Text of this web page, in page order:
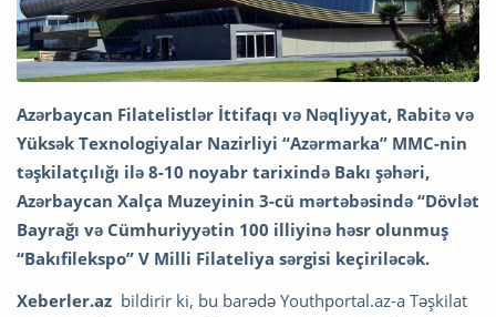
Azərbaycan Filatelistlər İttifaqı və Nəqliyyat, Rabitə və
Yüksək Texnologiyalar Nazirliyi “Azərmarka” MMC-nin
təşkilatçılığı ilə 8-10 noyabr tarixində Bakı şəhəri,
Azərbaycan Xalça Muzeyinin 3-cü mərtəbəsində “Dövlət
Bayrağı və Cümhuriyyətin 100 illiyinə həsr olunmuş
“Bakıfilekspo” V Milli Filateliya sərgisi keçiriləcək.
Xeberler.az bildirir ki, bu barədə Youthportal.az-a Təşkilat